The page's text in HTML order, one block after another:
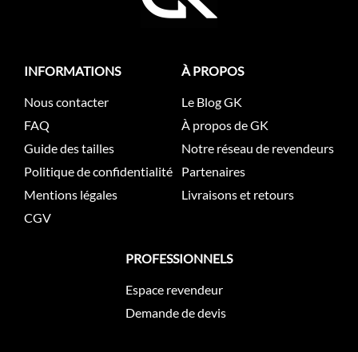
INFORMATIONS
Nous contacter
FAQ
Guide des tailles
Politique de confidentialité
Mentions légales
CGV
À PROPOS
Le Blog GK
À propos de GK
Notre réseau de revendeurs
Partenaires
Livraisons et retours
PROFESSIONNELS
Espace revendeur
Demande de devis